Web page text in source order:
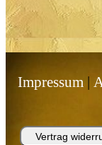
Impressum |
Vertrag